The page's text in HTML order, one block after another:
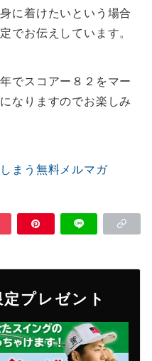
に着けたいという場合
でお伝えしています。
でスコアー８２をマー
なりますのでお楽しみ
まう無料メルマガ
プレゼント